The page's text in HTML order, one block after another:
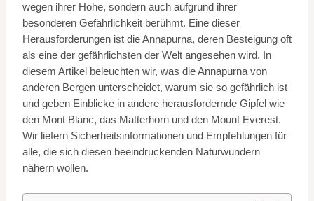
wegen ihrer Höhe, sondern auch aufgrund ihrer
besonderen Gefährlichkeit berühmt. Eine dieser
Herausforderungen ist die Annapurna, deren Besteigung oft
als eine der gefährlichsten der Welt angesehen wird. In
diesem Artikel beleuchten wir, was die Annapurna von
anderen Bergen unterscheidet, warum sie so gefährlich ist
und geben Einblicke in andere herausfordernde Gipfel wie
den Mont Blanc, das Matterhorn und den Mount Everest.
Wir liefern Sicherheitsinformationen und Empfehlungen für
alle, die sich diesen beeindruckenden Naturwundern
nähern wollen.